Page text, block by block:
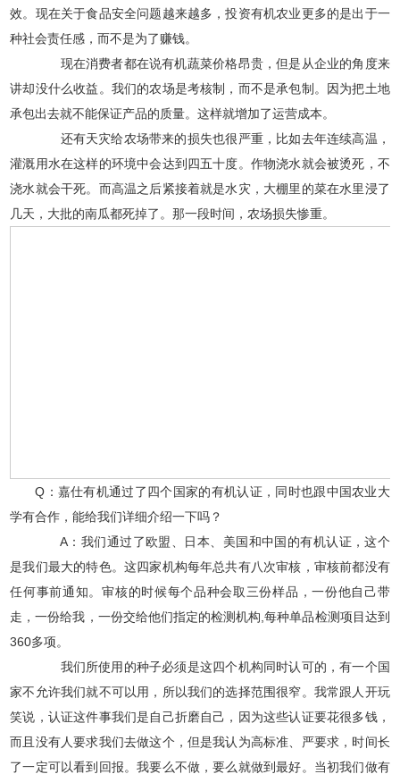
效。现在关于食品安全问题越来越多，投资有机农业更多的是出于一
种社会责任感，而不是为了赚钱。
现在消费者都在说有机蔬菜价格昂贵，但是从企业的角度来
讲却没什么收益。我们的农场是考核制，而不是承包制。因为把土地
承包出去就不能保证产品的质量。这样就增加了运营成本。
还有天灾给农场带来的损失也很严重，比如去年连续高温，
灌溉用水在这样的环境中会达到四五十度。作物浇水就会被烫死，不
浇水就会干死。而高温之后紧接着就是水灾，大棚里的菜在水里浸了
几天，大批的南瓜都死掉了。那一段时间，农场损失惨重。
Q：嘉仕有机通过了四个国家的有机认证，同时也跟中国农业大
学有合作，能给我们详细介绍一下吗？
A：我们通过了欧盟、日本、美国和中国的有机认证，这个
是我们最大的特色。这四家机构每年总共有八次审核，审核前都没有
任何事前通知。审核的时候每个品种会取三份样品，一份他自己带
走，一份给我，一份交给他们指定的检测机构,每种单品检测项目达到
360多项。
我们所使用的种子必须是这四个机构同时认可的，有一个国
家不允许我们就不可以用，所以我们的选择范围很窄。我常跟人开玩
笑说，认证这件事我们是自己折磨自己，因为这些认证要花很多钱，
而且没有人要求我们去做这个，但是我认为高标准、严要求，时间长
了一定可以看到回报。我要么不做，要么就做到最好。当初我们做有